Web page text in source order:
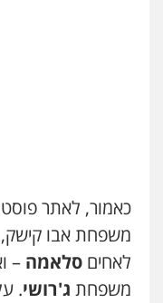
עו"ד
פלילי
קטינים
כאמור, לאתר
משפחת אבו
לאחים סלאמה –
משפחת ג'רושי.